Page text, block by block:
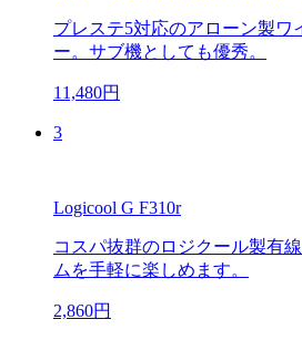
プレステ5対応のアローン製ワ
ー。サブ機としても優秀。
11,480円
3
Logicool G F310r
コスパ抜群のロジクール製有
ムを手軽に楽しめます。
2,860円